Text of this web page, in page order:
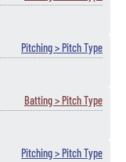
Pitching > Pitch Type
Batting > Pitch Type
Pitching > Pitch Type